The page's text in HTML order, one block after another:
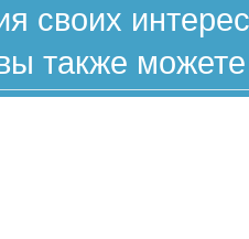
своих
также